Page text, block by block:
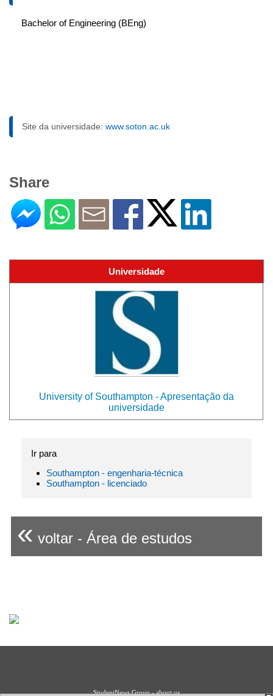
Bachelor of Engineering (BEng)
Site da universidade: www.soton.ac.uk
Share
Universidade
University of Southampton - Apresentação da
universidade
Ir para
Southampton - engenharia-técnica
Southampton - licenciado
« voltar - Área de estudos
StudentNews Group - about us